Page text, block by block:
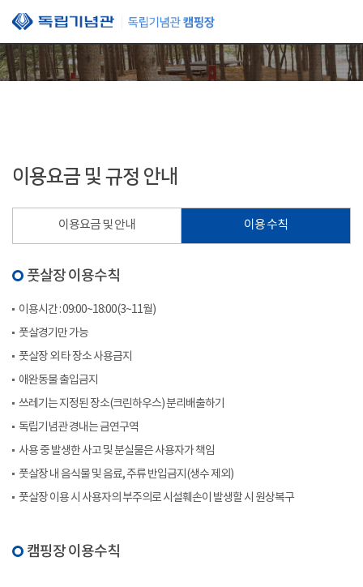
본문 바로가기
이용요금 및 규정 안내
이용요금 및 안내 이용 수칙
풋살장 이용수칙
이용시간 : 09:00~18:00(3~11월)
풋살경기만 가능
풋살장 외 타 장소 사용금지
애완동물 출입금지
쓰레기는 지정된 장소(크린하우스) 분리배출하기
독립기념관 경내는 금연구역
사용 중 발생한 사고 및 분실물은 사용자가 책임
풋살장 내 음식물 및 음료, 주류 반입금지(생수 제외)
풋살장 이용 시 사용자의 부주의로 시설훼손이 발생할 시 원상복구
캠핑장 이용수칙